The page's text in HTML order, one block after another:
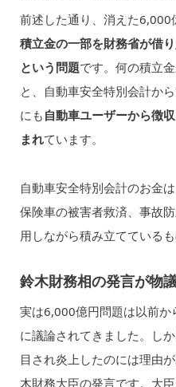
前述した通り、消えた6,000
積立金の一部を財務省が借
という問題です。何の積立
と、自動車安全特別会計か
にも 自動車ユーザーから徴
まれています。
自動車安全特別会計のお金
保険車の被害者救済、事故
用しながら積み立てているも
鈴木財務相の発言が物
実は6,000億円問題は以前か
に議論されてきました。し
目され炎上したのには理由
木財務大臣の発言です。大